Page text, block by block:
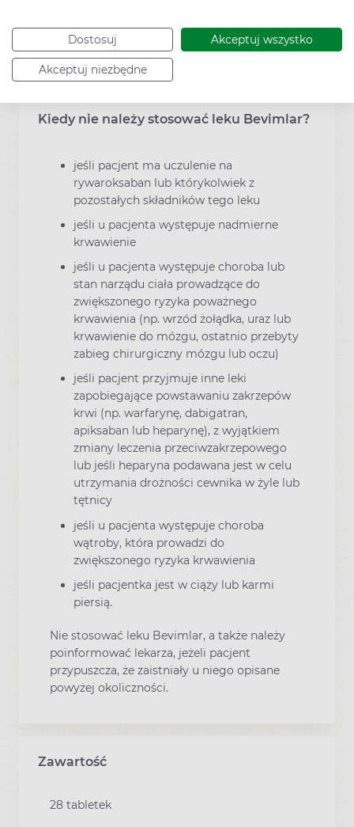
Dostosuj Akceptuj wszystko
Akceptuj niezbędne
Kiedy nie należy stosować leku Bevimlar?
jeśli pacjent ma uczulenie na
rywaroksaban lub którykolwiek z
pozostałych składników tego leku
jeśli u pacjenta występuje nadmierne
krwawienie
jeśli u pacjenta występuje choroba lub
stan narządu ciała prowadzące do
zwiększonego ryzyka poważnego
krwawienia (np. wrzód żołądka, uraz lub
krwawienie do mózgu, ostatnio przebyty
zabieg chirurgiczny mózgu lub oczu)
jeśli pacjent przyjmuje inne leki
zapobiegające powstawaniu zakrzepów
krwi (np. warfarynę, dabigatran,
apiksaban lub heparynę), z wyjątkiem
zmiany leczenia przeciwzakrzepowego
lub jeśli heparyna podawana jest w celu
utrzymania drożności cewnika w żyle lub
tętnicy
jeśli u pacjenta występuje choroba
wątroby, która prowadzi do
zwiększonego ryzyka krwawienia
jeśli pacjentka jest w ciąży lub karmi
piersią.
Nie stosować leku Bevimlar, a także należy
poinformować lekarza, jeżeli pacjent
przypuszcza, że zaistniały u niego opisane
powyżej okoliczności.
Zawartość
28 tabletek